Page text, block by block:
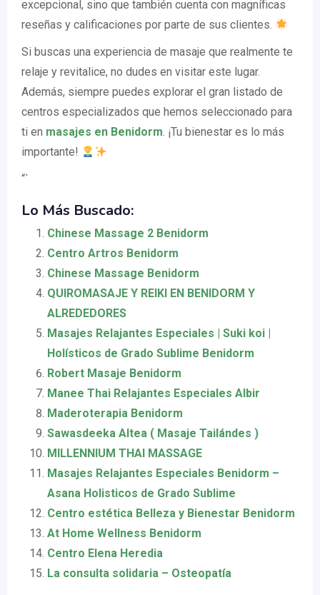
excepcional, sino que también cuenta con magníficas
reseñas y calificaciones por parte de sus clientes.
Si buscas una experiencia de masaje que realmente te
relaje y revitalice, no dudes en visitar este lugar.
Además, siempre puedes explorar el gran listado de
centros especializados que hemos seleccionado para
ti en masajes en Benidorm. ¡Tu bienestar es lo más
importante!
“`
Lo Más Buscado:
Chinese Massage 2 Benidorm
Centro Artros Benidorm
Chinese Massage Benidorm
QUIROMASAJE Y REIKI EN BENIDORM Y
ALREDEDORES
Masajes Relajantes Especiales | Suki koi |
Holísticos de Grado Sublime Benidorm
Robert Masaje Benidorm
Manee Thai Relajantes Especiales Albir
Maderoterapia Benidorm
Sawasdeeka Altea ( Masaje Tailándes )
MILLENNIUM THAI MASSAGE
Masajes Relajantes Especiales Benidorm –
Asana Holisticos de Grado Sublime
Centro estética Belleza y Bienestar Benidorm
At Home Wellness Benidorm
Centro Elena Heredia
La consulta solidaria – Osteopatía